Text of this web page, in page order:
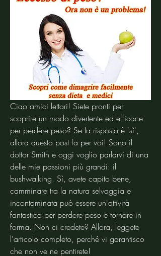
Ciao amici lettori! Siete pronti per
scoprire un modo divertente ed efficace
per perdere peso? Se la risposta è 'sì',
allora questo post fa per voi! Sono il
dottor Smith e oggi voglio parlarvi di una
delle mie passioni più grandi: il
bushwalking. Sì, avete capito bene,
camminare tra la natura selvaggia e
incontaminata può essere un'attività
fantastica per perdere peso e tornare in
forma. Non ci credete? Allora, leggete
l'articolo completo, perché vi garantisco
che non ve ne pentirete!